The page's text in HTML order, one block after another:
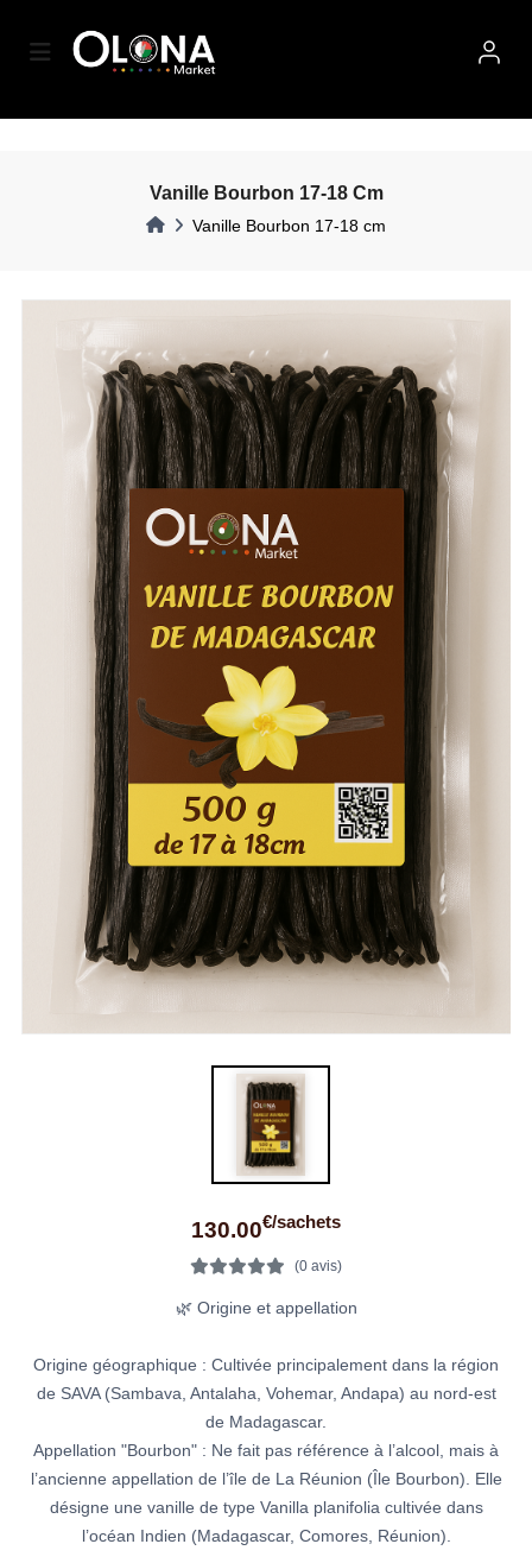
Vanille Bourbon 17-18 Cm
Vanille Bourbon 17-18 cm
130.00€/sachets
(0 avis)
🌿 Origine et appellation
Origine géographique : Cultivée principalement dans la région
de SAVA (Sambava, Antalaha, Vohemar, Andapa) au nord-est
de Madagascar.
Appellation "Bourbon" : Ne fait pas référence à l’alcool, mais à
l’ancienne appellation de l’île de La Réunion (Île Bourbon). Elle
désigne une vanille de type Vanilla planifolia cultivée dans
l’océan Indien (Madagascar, Comores, Réunion).